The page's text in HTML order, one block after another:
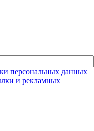
персональных данных
и рекламных